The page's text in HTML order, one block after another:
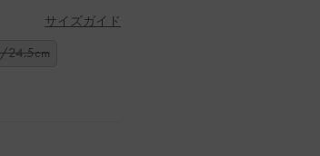
サイズガイド